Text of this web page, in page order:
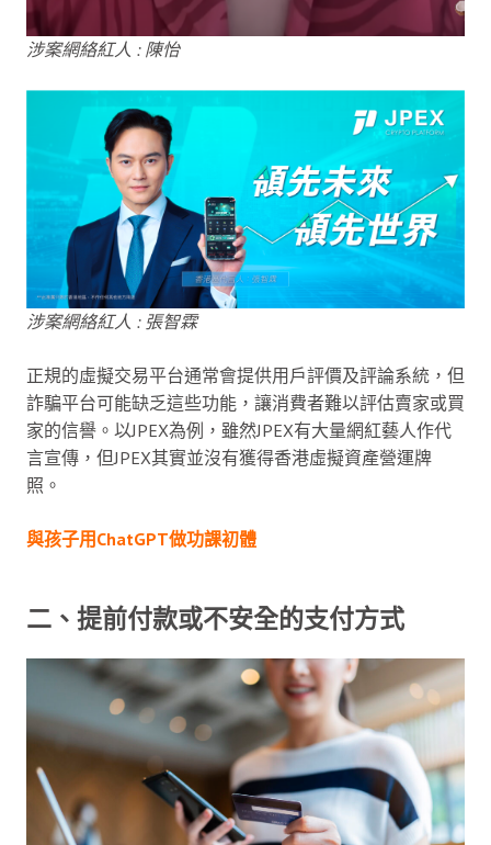
涉案網絡紅人 : 陳怡
涉案網絡紅人 : 張智霖
正規的虛擬交易平台通常會提供用戶評價及評論系統，但
詐騙平台可能缺乏這些功能，讓消費者難以評估賣家或買
家的信譽。以JPEX為例，雖然JPEX有大量網紅藝人作代
言宣傳，但JPEX其實並沒有獲得香港虛擬資產營運牌
照。
與孩子用ChatGPT做功課初體
二、提前付款或不安全的支付方式